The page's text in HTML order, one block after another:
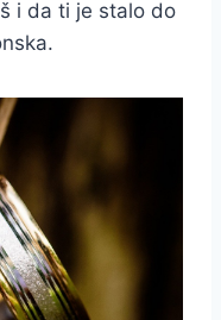
i da ti je stalo do